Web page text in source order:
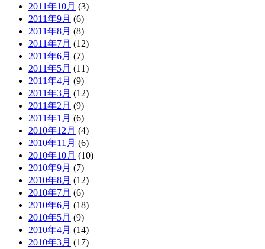
2011年10月 (3)
2011年9月 (6)
2011年8月 (8)
2011年7月 (12)
2011年6月 (7)
2011年5月 (11)
2011年4月 (9)
2011年3月 (12)
2011年2月 (9)
2011年1月 (6)
2010年12月 (4)
2010年11月 (6)
2010年10月 (10)
2010年9月 (7)
2010年8月 (12)
2010年7月 (6)
2010年6月 (18)
2010年5月 (9)
2010年4月 (14)
2010年3月 (17)